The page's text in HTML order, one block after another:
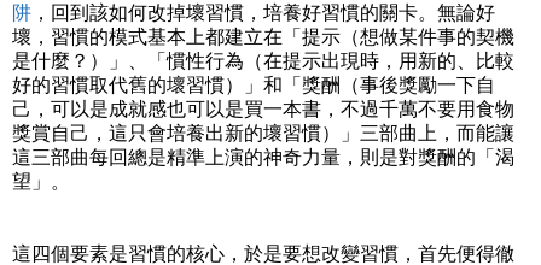
阱 ，回到該如何改掉壞習慣，培養好習慣的關卡。無論好
壞，習慣的模式基本上都建立在「提示（想做某件事的契機
是什麼？）」、「慣性行為（在提示出現時，用新的、比較
好的習慣取代舊的壞習慣）」和「獎酬（事後獎勵一下自
己，可以是成就感也可以是買一本書，不過千萬不要用食物
獎賞自己，這只會培養出新的壞習慣）」三部曲上，而能讓
這三部曲每回總是精準上演的神奇力量，則是對獎酬的「渴
望」。
這四個要素是習慣的核心，於是要想改變習慣，首先便得徹